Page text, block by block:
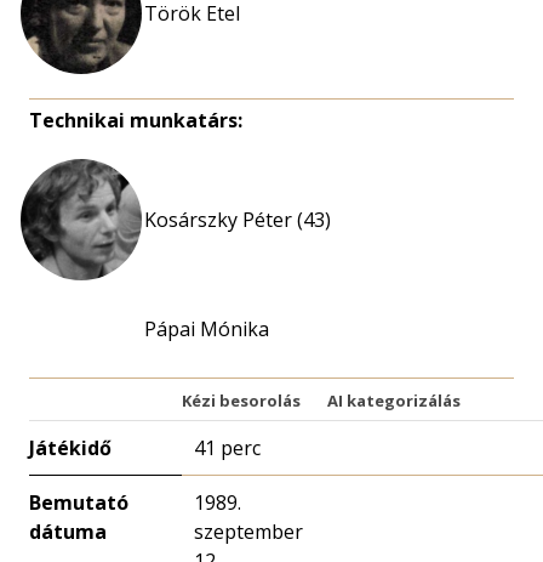
Török Etel
Technikai munkatárs:
Kosárszky Péter (43)
Pápai Mónika
Kézi besorolás AI kategorizálás
Játékidő 41 perc
Bemutató
dátuma
1989.
szeptember